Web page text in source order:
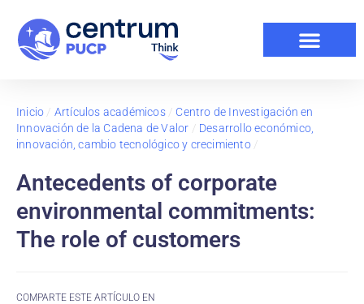
Inicio / Artículos académicos/ Centro de Investigación en
Innovación de la Cadena de Valor / Desarrollo económico,
innovación, cambio tecnológico y crecimiento/
Antecedents of corporate
environmental commitments:
The role of customers
COMPARTE ESTE ARTÍCULO EN